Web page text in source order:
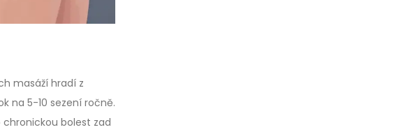
masáží hradí z
na 5-10 sezení ročně.
bolest zad